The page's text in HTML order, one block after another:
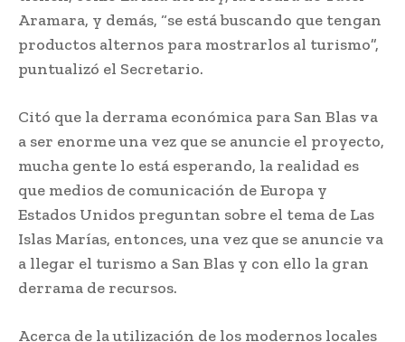
Aramara, y demás, “se está buscando que tengan
productos alternos para mostrarlos al turismo”,
puntualizó el Secretario.
Citó que la derrama económica para San Blas va
a ser enorme una vez que se anuncie el proyecto,
mucha gente lo está esperando, la realidad es
que medios de comunicación de Europa y
Estados Unidos preguntan sobre el tema de Las
Islas Marías, entonces, una vez que se anuncie va
a llegar el turismo a San Blas y con ello la gran
derrama de recursos.
Acerca de la utilización de los modernos locales